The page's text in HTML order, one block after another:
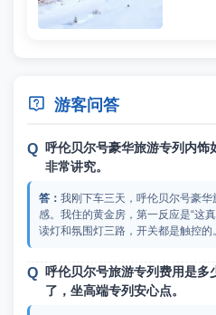
 游客问答
呼伦贝尔号豪华旅游专列内
非常讲究。
我刚下车三天，呼伦贝尔号豪
感。我住的黄金房，第一反应是“这
读灯和氛围灯三路，开关都是触控
头。最让我没想到的是窗户——比普
隔热隔音，坐在床上就能看大兴安
旅游专列上有呼伦贝尔号的实拍图
呼伦贝尔号旅游专列费用是
了，坐高端专列安心点。